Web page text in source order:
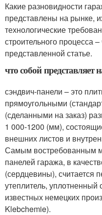
Какие разновидности
представлены на рынке,
технологические
строительного процесса
представленной статье.
что собой представляет
сэндвич-панели – это
прямоугольными
(сделанными на заказ)
1 000-1200 (мм),
внешних листов и
Самым востребованным
панелей гаража, в
(сердцевины), считается
утеплитель,
известных немецких
Klebchemie).